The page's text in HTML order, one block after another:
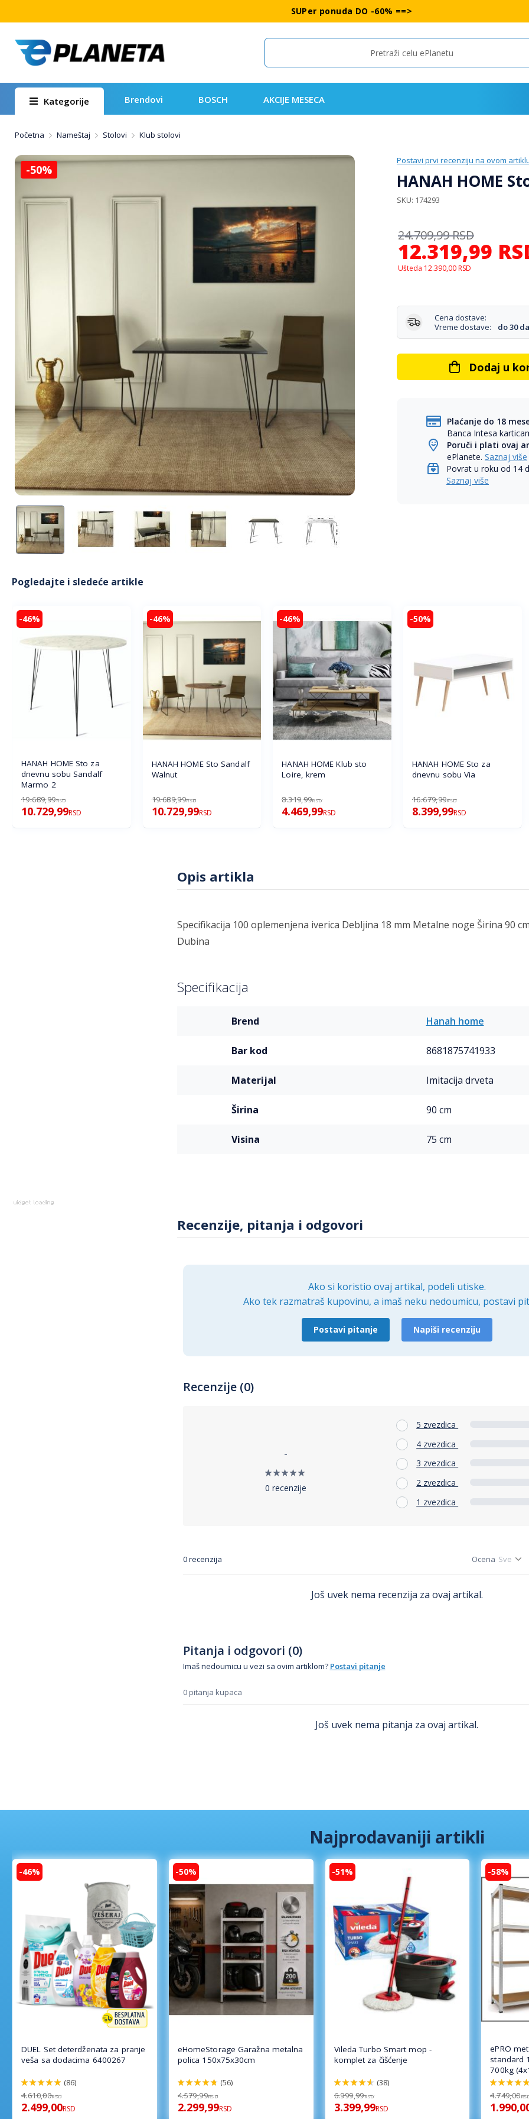
SUPer ponuda DO -60% ==>
Search
Kategorije Brendovi BOSCH AKCIJE MESECA
Početna Nameštaj Stolovi Klub stolovi
Postavi prvi recenziju na ovom
HANAH HOME
SKU 174293
12.319,99
24.709,99RSD
Ušteda 12.390,00 RSD
Cena dostave:
Vreme dostave:
do 30
Dodaj u
Plaćanje do 18
Banca Intesa
Poruči i plati ovaj
ePlanete.Saznaj više
Povrat u roku od 14
Saznaj više
-50%
Pogledajte i sledeće artikle
-46%
HANAH HOME Sto za
dnevnu sobu Sandalf
Marmo 2
19.689,99RSD
10.729,99RSD
-46%
HANAH HOME Sto Sandalf
Walnut
19.689,99RSD
10.729,99RSD
-46%
HANAH HOME Klub sto
Loire, krem
8.319,99RSD
4.469,99RSD
-50%
HANAH HOME Sto za
dnevnu sobu Via
16.679,99RSD
8.399,99RSD
Opis artikla
Specifikacija 100 oplemenjena iverica Debljina 18 mm Metalne noge Širina 90
Dubina
Specifikacija
brend Hanah home
bar kod 8681875741933
materijal Imitacija drveta
širina 90 cm
visina 75 cm
Recenzije, pitanja i odgovori
Ako si koristio ovaj artikal, podeli utiske.
Ako tek razmatraš kupovinu, a imaš neku nedoumicu, postavi
Postavi pitanje Napiši recenziju
Recenzije (0)
-
0 recenzije
5 zvezdica
4 zvezdica
3 zvezdica
2 zvezdica
1 zvezdica
0 recenzija Ocena
Još uvek nema recenzija za ovaj artikal.
Pitanja i odgovori (0)
Imaš nedoumicu u vezi sa ovim artiklom? Postavi pitanje
0 pitanja kupaca
Još uvek nema pitanja za ovaj artikal.
Najprodavaniji artikli
-46%
DUEL Set deterdženata za pranje
veša sa dodacima 6400267
98%
(86)
4.610,00RSD
2.499,00RSD
-50%
eHomeStorage Garažna metalna
polica 150x75x30cm
96%
(56)
4.579,99RSD
2.299,99RSD
-51%
Vileda Turbo Smart mop -
komplet za čišćenje
92%
(38)
6.999,99RSD
3.399,99RSD
-58%
ePRO
standard
700kg
100%
4.749,00